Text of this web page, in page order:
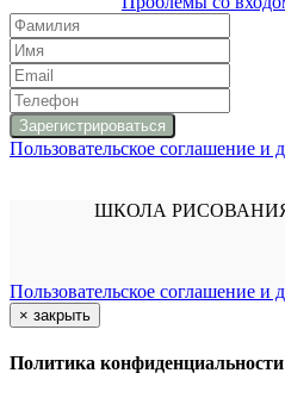
Пользовательское соглашение и
ШКОЛА РИСОВАНИЯ
Пользовательское соглашение и
× закрыть
Политика